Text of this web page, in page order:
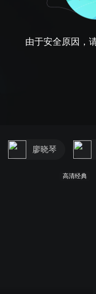
由于安全原因，
廖晓琴
高清经典